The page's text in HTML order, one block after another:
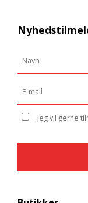
Jeg vil gerne